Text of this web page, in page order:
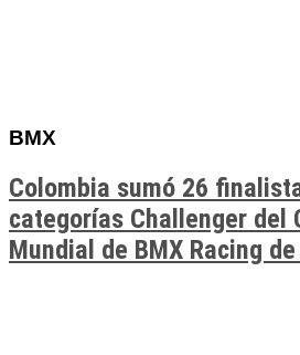
BMX
Colombia sumó 26
categorías Challenger del
Mundial de BMX Racing